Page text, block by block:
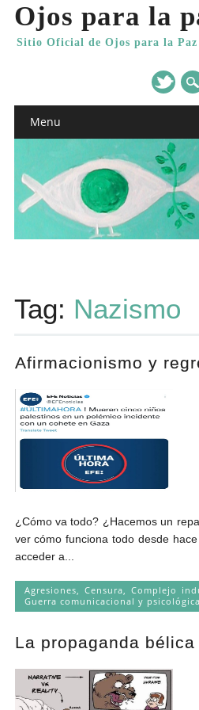
Ojos para la
Sitio Oficial de Ojos para la Paz
Main menu
Menu
Tag: Nazismo
Afirmacionismo y
¿Cómo va todo? ¿Hacemos un
ver cómo funciona todo desde
acceder a...
Agresiones Censura Complejo
Guerra comunicacional y psicológica
La propaganda bélica